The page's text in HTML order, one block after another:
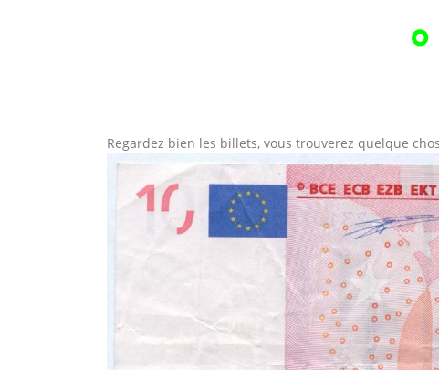
Regardez bien les billets, vous trouverez quelque